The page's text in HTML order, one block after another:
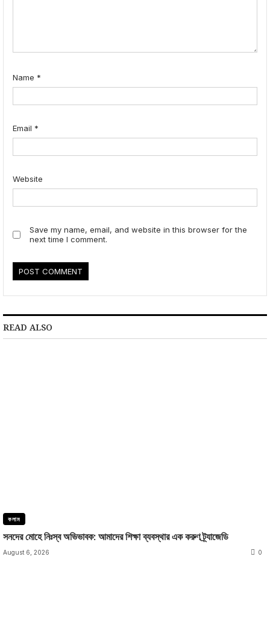
Name *
Email *
Website
Save my name, email, and website in this browser for the
next time I comment.
READ ALSO
কলাম
সনদের মোহে নিঃস্ব অভিভাবক: আমাদের শিক্ষা ব্যবস্থার এক করুণ ট্র্যাজেডি
August 6, 2026 0